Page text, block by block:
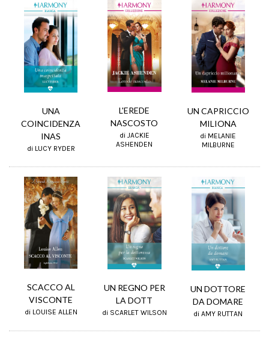
UNA
COINCIDENZA
INAS
di LUCY RYDER
L'EREDE
NASCOSTO
di JACKIE
ASHENDEN
UN CAPRICCIO
MILIONA
di MELANIE
MILBURNE
SCACCO AL
VISCONTE
di LOUISE ALLEN
UN REGNO PER
LA DOTT
di SCARLET WILSON
UN DOTTORE
DA DOMARE
di AMY RUTTAN